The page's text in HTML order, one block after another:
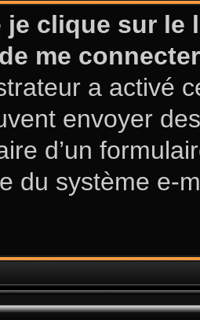
clique sur le
me
a activé
envoyer
d’un
du système e-